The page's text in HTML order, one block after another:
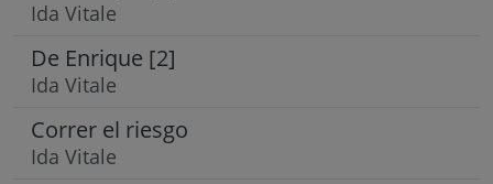
Ida Vitale
De Enrique [2]
Ida Vitale
Correr el riesgo
Ida Vitale